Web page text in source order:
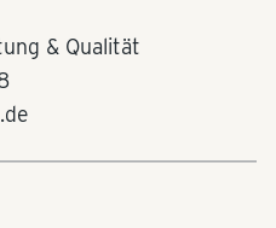
& Qualität